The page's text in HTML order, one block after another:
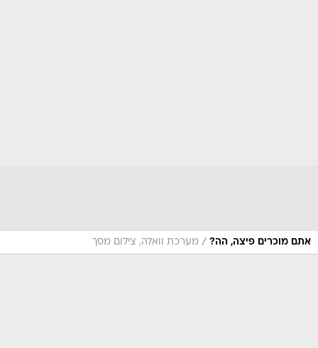
אתם מוכרים פיצה, הה? / מערכת וואלה, צילום מסך